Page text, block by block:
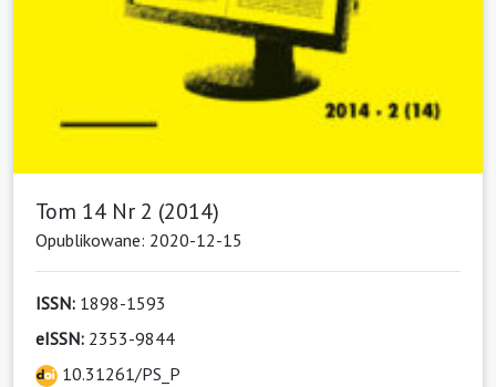
Tom 14 Nr 2 (2014)
Opublikowane: 2020-12-15
ISSN: 1898-1593
eISSN: 2353-9844
10.31261/PS_P